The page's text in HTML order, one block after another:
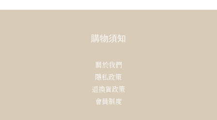
購物須知
關於我們
隱私政策
退換貨政策
會員制度